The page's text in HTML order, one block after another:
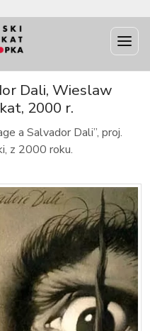
Dali, Wieslaw
2000 r.
a Salvador Dali”, proj.
z 2000 roku.